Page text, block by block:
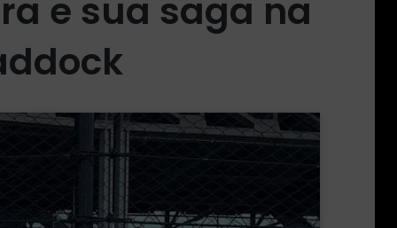
e sua saga na